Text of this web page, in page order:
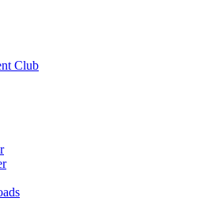
Club